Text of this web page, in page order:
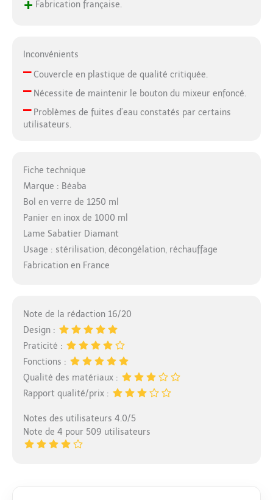
+ Fabrication française.
Inconvénients
–Couvercle en plastique de qualité critiquée.
–Nécessite de maintenir le bouton du mixeur enfoncé.
–Problèmes de fuites d’eau constatés par certains
utilisateurs.
Fiche technique
Marque : Béaba
Bol en verre de 1250 ml
Panier en inox de 1000 ml
Lame Sabatier Diamant
Usage : stérilisation, décongélation, réchauffage
Fabrication en France
Note de la rédaction 16/20
Design :
Praticité :
Fonctions :
Qualité des matériaux :
Rapport qualité/prix :
Notes des utilisateurs 4.0/5
Note de 4 pour 509 utilisateurs